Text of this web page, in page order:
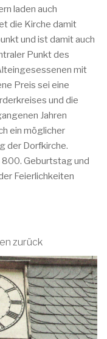
laden auch
die Kirche damit
und ist damit auch
Punkt des
mit
Preis sei eine
und die
Jahren
ein möglicher
der Dorfkirche.
800. Geburtstag und
Feierlichkeiten
zurück